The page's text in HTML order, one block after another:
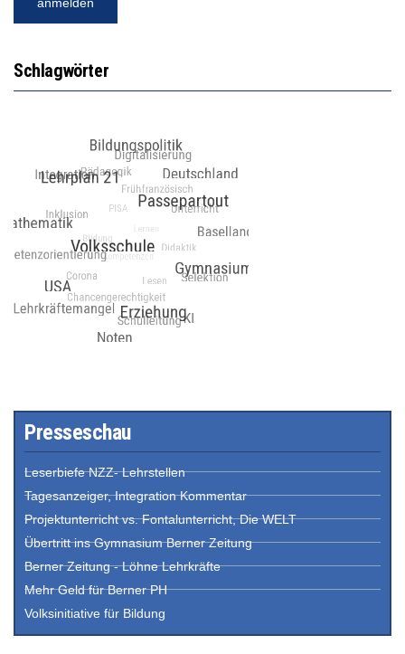
Schlagwörter
Presseschau
Leserbiefe NZZ- Lehrstellen
Tagesanzeiger, Integration Kommentar
Projektunterricht vs. Fontalunterricht, Die WELT
Übertritt ins Gymnasium Berner Zeitung
Berner Zeitung - Löhne Lehrkräfte
Mehr Geld für Berner PH
Volksinitiative für Bildung